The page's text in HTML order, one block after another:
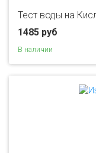
Тест воды на
1485 руб
В наличии